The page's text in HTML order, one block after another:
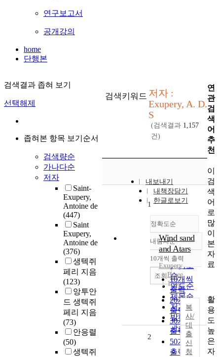
연구보고서
공개강의
home
단행본
검색결과 좁혀 보기
선택해제
좁혀본 항목 보기순서
검색량순
가나다순
저자
Saint-
Exupery,
Antoine de
(447)
Saint
Exupery,
Antoine de
(376)
생텍쥐
페리 지음
(123)
앙투안
드 생텍쥐
페리 지음
(73)
안응렬
(50)
생텍쥐
검색키워드 저자 :
Exupery, A. D.
S
(검색결과 1,157
건)
내보내기
내책장담기
한글로보기
정확도순
정확도
순
인기도
순
연도순
제목순
저자순
발행기
관순
내림차순
내림차순
10개씩 출력
10개씩
출력
20개씩
출력
30개씩
출력
50개씩
출력
조회
1
Wind sand
and Atars
Exupery
Braee
1940
복
사/
대
출
신
청
2
연
관
검
색
어
추
천
이
검
색
어
로
많
이
본
자
료
활
용
도
높
은
자